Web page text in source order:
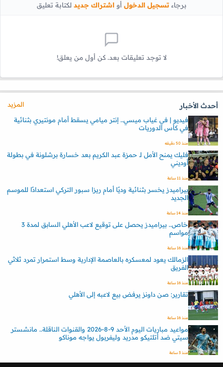
برجاءتسجيل الدخول أواشتراك جديد لكتابة تعليق
لا توجد تعليقات بعد. كن أول من يعلق!
أحدث الأخبار
المزيد
فيديو | في غياب ميسي.. إنتر ميامي يسقط أمام مونتيري بثنائية
في كأس الدوريات
منذ 50 دقيقه
فليك يمنح الأمل لـ حمزة عبد الكريم بعد خسارة برشلونة في بطولة
أوديني
منذ 11 ساعة
بيراميدز يخسر بثنائية وديًا أمام ريزا سبور التركي استعدادًا للموسم
الجديد
منذ 14 ساعة
خاص.. بيراميدز يحصل على توقيع لاعب الأهلي السابق لمدة 3
مواسم
منذ 16 ساعة
الزمالك يعود لمعسكره بالعاصمة الإدارية وسط استمرار تمرد ثلاثي
الفريق
منذ 16 ساعة
تقارير: صن داونز يرفض بيع لاعبه إلى الأهلي
منذ 16 ساعة
مواعيد مباريات اليوم الأحد 9-8-2026 والقنوات الناقلة.. مانشستر
سيتي ضد أتلتيكو مدريد وليفربول يواجه موناكو
منذ 3 ساعة